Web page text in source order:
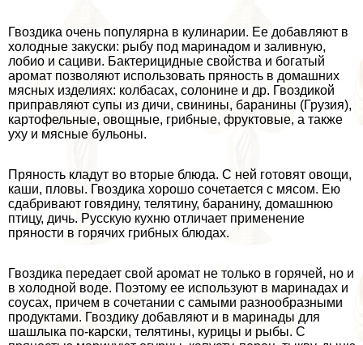
Гвоздика очень популярна в кулинарии. Ее добавляют в
холодные закуски: рыбу под маринадом и заливную,
лобио и сациви. Бактерицидные свойства и богатый
аромат позволяют использовать пряность в домашних
мясных изделиях: колбасах, солонине и др. Гвоздикой
приправляют супы из дичи, свинины, бapaнины (Грузия),
картофельные, овощные, грибные, фруктовые, а также
уху и мясные бульоны.
Пряность кладут во вторые блюда. С ней готовят овощи,
каши, пловы. Гвоздика хорошо сочетается с мясом. Ею
сдабривают говядину, телятину, бapaнину, домашнюю
птицу, дичь. Русскую кухню отличает применение
пряности в горячих грибных блюдах.
Гвоздика передает свой аромат не только в горячей, но и
в холодной воде. Поэтому ее используют в маринадах и
соусах, причем в сочетании с самыми разнообразными
продуктами. Гвоздику добавляют и в маринады для
шашлыка по-карски, телятины, курицы и рыбы. С